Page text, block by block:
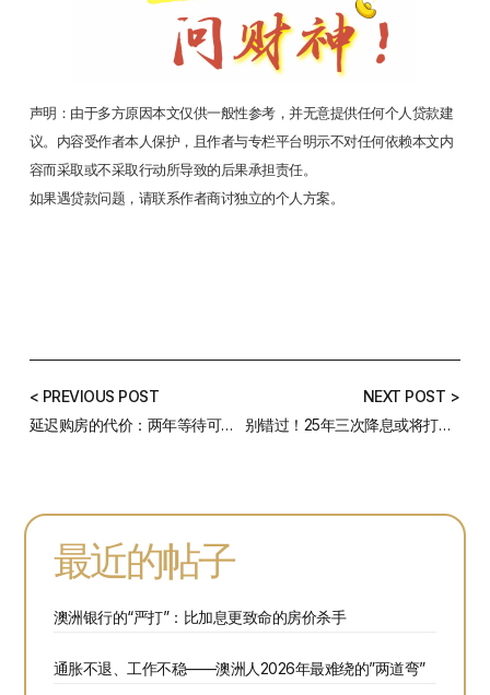
声明：由于多方原因本文仅供一般性参考，并无意提供任何个人贷款建
议。内容受作者本人保护，且作者与专栏平台明示不对任何依赖本文内
容而采取或不采取行动所导致的后果承担责任。
如果遇贷款问题，请联系作者商讨独立的个人方案。
< PREVIOUS POST
延迟购房的代价：两年等待可能让你多付数十万澳元
NEXT POST >
别错过！25年三次降息或将打开房贷新窗口
最近的帖子
澳洲银行的“严打”：比加息更致命的房价杀手
通胀不退、工作不稳——澳洲人2026年最难绕的”两道弯”